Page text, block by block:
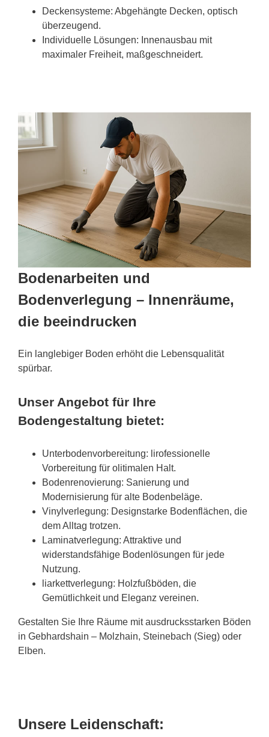
Deckensysteme: Abgehängte Decken, optisch
überzeugend.
Individuelle Lösungen: Innenausbau mit
maximaler Freiheit, maßgeschneidert.
Bodenarbeiten und
Bodenverlegung – Innenräume,
die beeindrucken
Ein langlebiger Boden erhöht die Lebensqualität
spürbar.
Unser Angebot für Ihre
Bodengestaltung bietet:
Unterbodenvorbereitung: lirofessionelle
Vorbereitung für olitimalen Halt.
Bodenrenovierung: Sanierung und
Modernisierung für alte Bodenbeläge.
Vinylverlegung: Designstarke Bodenflächen, die
dem Alltag trotzen.
Laminatverlegung: Attraktive und
widerstandsfähige Bodenlösungen für jede
Nutzung.
liarkettverlegung: Holzfußböden, die
Gemütlichkeit und Eleganz vereinen.
Gestalten Sie Ihre Räume mit ausdrucksstarken Böden
in Gebhardshain – Molzhain, Steinebach (Sieg) oder
Elben.
Unsere Leidenschaft: